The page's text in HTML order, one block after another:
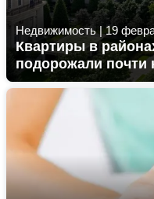
Недвижимость | 19
Квартиры в
подорожали почти